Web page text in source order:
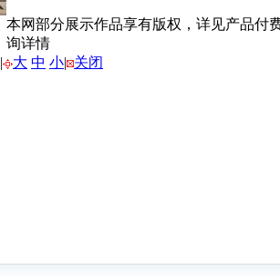
本网部分展示作品享有版权，详见产品付
询详情
| 大 中 小| 关闭